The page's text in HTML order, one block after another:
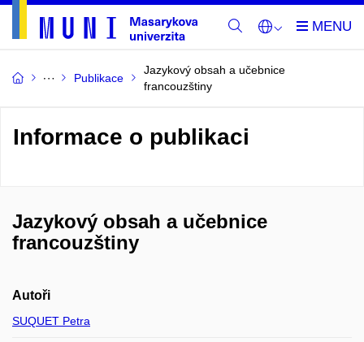
Publikace
Jazykový obsah a učebnice
francouzštiny
Informace o publikaci
Jazykový obsah a učebnice
francouzštiny
Autoři
SUQUET Petra